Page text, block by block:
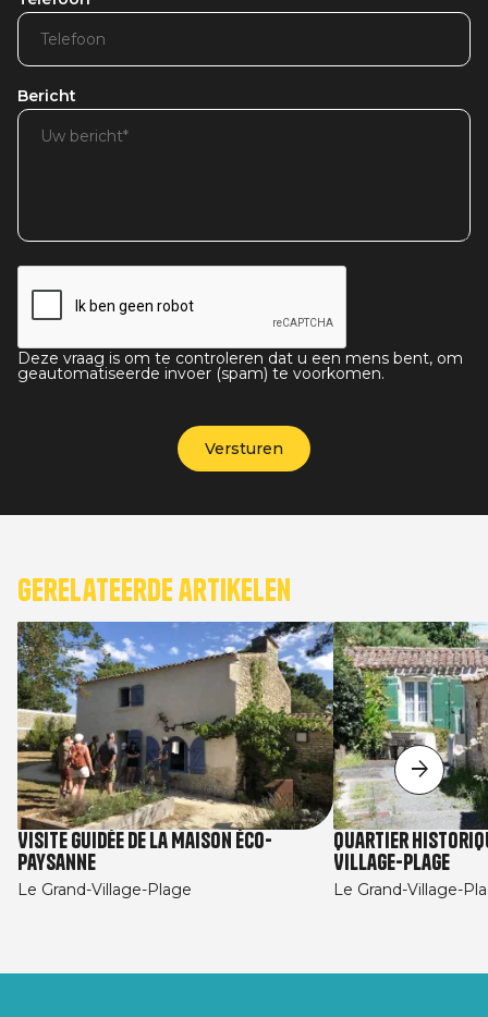
Bericht
Deze vraag is om te controleren dat u een mens bent, om
geautomatiseerde invoer (spam) te voorkomen.
Gerelateerde artikelen
Visite guidée de la Maison éco-
paysanne
Le Grand-Village-Plage
Quartier
Village-Plage
Le Grand-Village-